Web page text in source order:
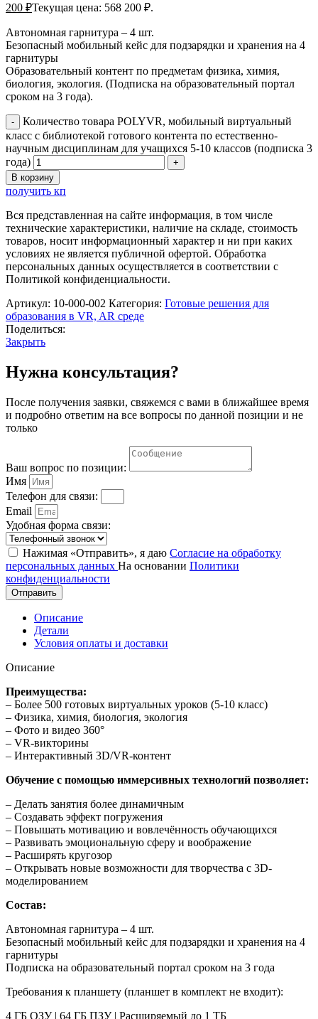
200 ₽Текущая цена: 568 200 ₽.
Автономная гарнитура – 4 шт.
Безопасный мобильный кейс для подзарядки и хранения на 4
гарнитуры
Образовательный контент по предметам физика, химия,
биология, экология. (Подписка на образовательный портал
сроком на 3 года).
Количество товара POLYVR, мобильный виртуальный
класс с библиотекой готового контента по естественно-
научным дисциплинам для учащихся 5-10 классов (подписка 3
года)
В корзину
получить кп
Вся представленная на сайте информация, в том числе
технические характеристики, наличие на складе, стоимость
товаров, носит информационный характер и ни при каких
условиях не является публичной офертой. Обработка
персональных данных осуществляется в соответствии с
Политикой конфиденциальности.
Артикул: 10-000-002 Категория: Готовые решения для
образования в VR, AR среде
Поделиться:
Закрыть
Нужна консультация?
После получения заявки, свяжемся с вами в ближайшее время
и подробно ответим на все вопросы по данной позиции и не
только
Ваш вопрос по позиции:
Имя
Телефон для связи:
Email
Удобная форма связи:
Нажимая «Отправить», я даю Согласие на обработку
персональных данных На основании Политики
конфиденциальности
Отправить
Описание
Детали
Условия оплаты и доставки
Описание
Преимущества:
– Более 500 готовых виртуальных уроков (5-10 класс)
– Физика, химия, биология, экология
– Фото и видео 360°
– VR-викторины
– Интерактивный 3D/VR-контент
Обучение с помощью иммерсивных технологий позволяет:
– Делать занятия более динамичным
– Создавать эффект погружения
– Повышать мотивацию и вовлечённость обучающихся
– Развивать эмоциональную сферу и воображение
– Расширять кругозор
– Открывать новые возможности для творчества с 3D-
моделированием
Состав:
Автономная гарнитура – 4 шт.
Безопасный мобильный кейс для подзарядки и хранения на 4
гарнитуры
Подписка на образовательный портал сроком на 3 года
Требования к планшету (планшет в комплект не входит):
4 ГБ ОЗУ | 64 ГБ ПЗУ | Расширяемый до 1 ТБ